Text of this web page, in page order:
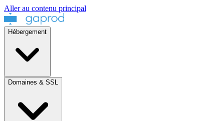
Aller au contenu principal
Hébergement
Domaines & SSL